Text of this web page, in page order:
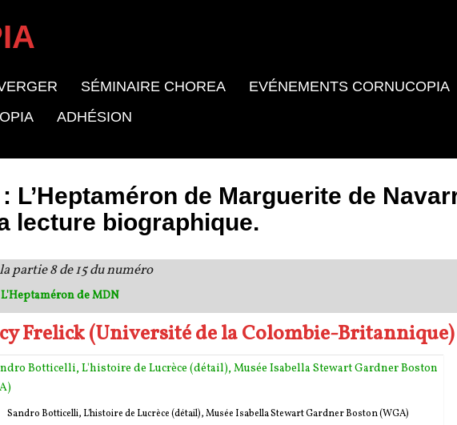
SÉMINAIRE CHOREA EVÉNEMENTS CORNUCOPIA
ADHÉSION
L’Heptaméron de Marguerite de
lecture biographique.
partie 8 de 15 du numéro
L'Heptaméron de MDN
Frelick (Université de la Colombie-Britannique)
Sandro Botticelli, L'histoire de Lucrèce (détail), Musée Isabella Stewart Gardner Boston (WGA)